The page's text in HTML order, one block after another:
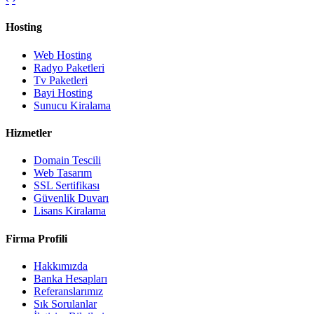
Hosting
Web Hosting
Radyo Paketleri
Tv Paketleri
Bayi Hosting
Sunucu Kiralama
Hizmetler
Domain Tescili
Web Tasarım
SSL Sertifikası
Güvenlik Duvarı
Lisans Kiralama
Firma Profili
Hakkımızda
Banka Hesapları
Referanslarımız
Sık Sorulanlar